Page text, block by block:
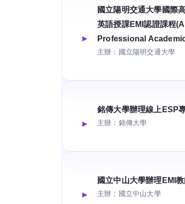
國立陽明交通大學國際
英語授課EMI認證課程
Professional
主辦：國立陽明交通大學
銘傳大學辦理線上ESP
主辦：銘傳大學
國立中山大學辦理EMI
主辦：國立中山大學